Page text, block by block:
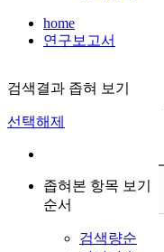
home
연구보고서
검색결과 좁혀 보기
선택해제
좁혀본 항목 보기
순서
검색량순